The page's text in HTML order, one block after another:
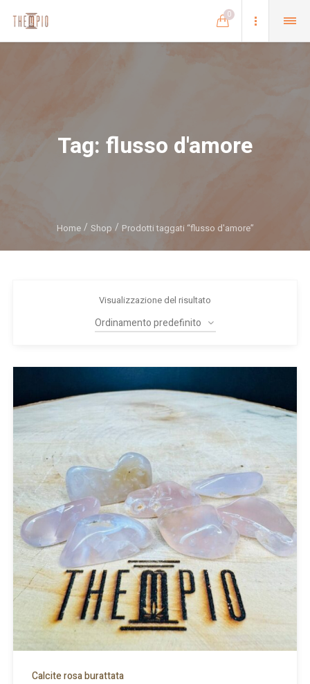
0
Tag: flusso d'amore
Home Shop Prodotti taggati “flusso d'amore”
Visualizzazione del risultato
Calcite rosa burattata